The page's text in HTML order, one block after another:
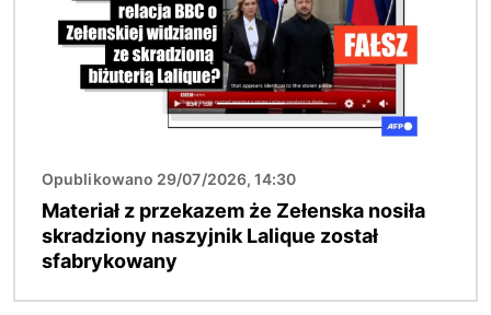
Opublikowano 29/07/2026, 14:30
Materiał z przekazem że Zełenska nosiła
skradziony naszyjnik Lalique został
sfabrykowany